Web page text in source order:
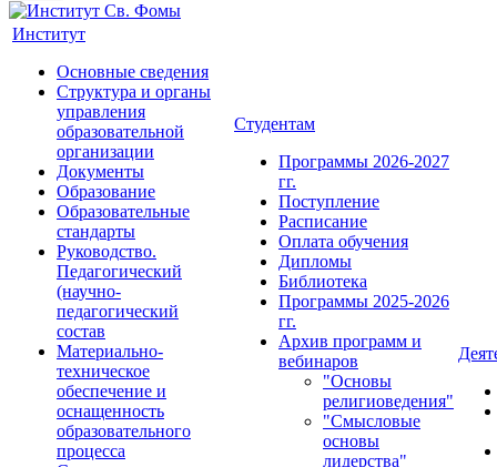
Институт
Основные сведения
Структура и органы
управления
образовательной
организации
Документы
Образование
Образовательные
стандарты
Руководство.
Педагогический
(научно-
педагогический
состав
Материально-
техническое
обеспечение и
оснащенность
образовательного
процесса
Студентам
Программы 2026-2027
гг.
Поступление
Расписание
Оплата обучения
Дипломы
Библиотека
Программы 2025-2026
гг.
Архив программ и
вебинаров
"Основы
религиоведения"
"Смысловые
основы
лидерства"